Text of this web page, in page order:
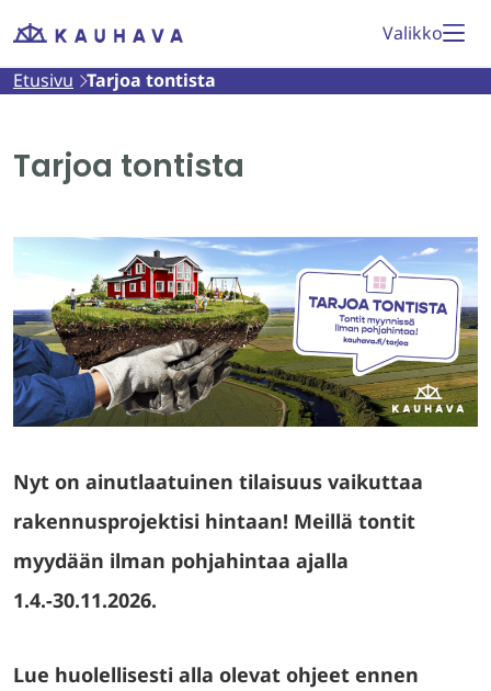
Siirry
Etusivu
Valikko
Etusivu Tarjoa tontista
Tarjoa tontista
Nyt on ainutlaatuinen tilaisuus vaikuttaa
rakennusprojektisi hintaan! Meillä tontit
myydään ilman pohjahintaa ajalla
1.4.-30.11.2026.
Lue huolellisesti alla olevat ohjeet ennen